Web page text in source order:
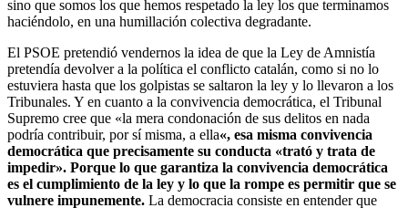
sino que somos los que hemos respetado la ley los que terminamos
haciéndolo, en una humillación colectiva degradante.
El PSOE pretendió vendernos la idea de que la Ley de Amnistía
pretendía devolver a la política el conflicto catalán, como si no lo
estuviera hasta que los golpistas se saltaron la ley y lo llevaron a los
Tribunales. Y en cuanto a la convivencia democrática, el Tribunal
Supremo cree que «la mera condonación de sus delitos en nada
podría contribuir, por sí misma, a ella«, esa misma convivencia
democrática que precisamente su conducta «trató y trata de
impedir». Porque lo que garantiza la convivencia democrática
es el cumplimiento de la ley y lo que la rompe es permitir que se
vulnere impunemente. La democracia consiste en entender que